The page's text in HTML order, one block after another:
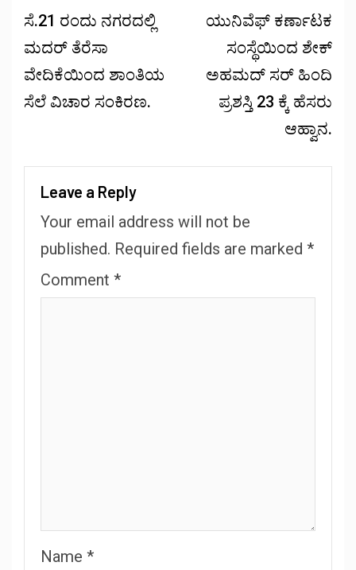
ಸೆ.21 ರಂದು ನಗರದಲ್ಲಿ
ಮದರ್ ತೆರೆಸಾ
ವೇದಿಕೆಯಿಂದ ಶಾಂತಿಯ
ಸೆಲೆ ವಿಚಾರ ಸಂಕಿರಣ.
ಯುನಿವೆಫ್ ಕರ್ಣಾಟಕ
ಸಂಸ್ಥೆಯಿಂದ ಶೇಕ್
ಅಹಮದ್ ಸರ್ ಹಿಂದಿ
ಪ್ರಶಸ್ತಿ 23 ಕ್ಕೆ ಹೆಸರು
ಆಹ್ವಾನ.
Leave a Reply
Your email address will not be
published. Required fields are marked *
Comment *
Name *